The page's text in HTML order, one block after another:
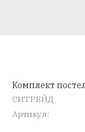
Комплект
СИТРЕЙД
Артикул: